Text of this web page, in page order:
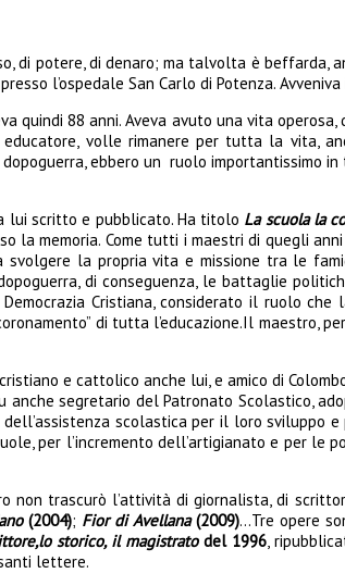
di potere, di denaro; ma talvolta è
l’ospedale San Carlo di Potenza.
quindi 88 anni. Aveva avuto una vita
volle rimanere per tutta la vita,
ebbero un ruolo importantissimo
lui scritto e pubblicato. Ha titolo La scuola la
la memoria. Come tutti i maestri di quegli
la propria vita e missione tra le
di conseguenza, le battaglie
Cristiana, considerato il ruolo
di tutta l’educazione.Il maestro,
e cattolico anche lui, e amico di
segretario del Patronato Scolastico,
scolastica per il loro
per l’incremento dell’artigianato e per
non trascurò l’attività di giornalista, di
(2004); Fior di Avellana(2009)…Tre opere
storico, il magistratodel 1996,
lettere.